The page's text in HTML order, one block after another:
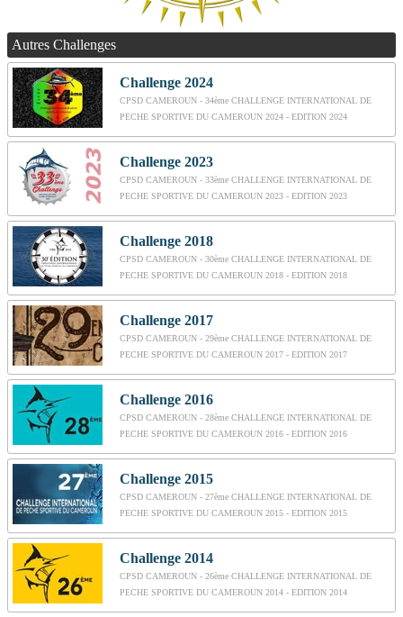
Autres Challenges
Challenge 2024
CPSD CAMEROUN - 34ème CHALLENGE INTERNATIONAL DE
PECHE SPORTIVE DU CAMEROUN 2024 - EDITION 2024
Challenge 2023
CPSD CAMEROUN - 33ème CHALLENGE INTERNATIONAL DE
PECHE SPORTIVE DU CAMEROUN 2023 - EDITION 2023
Challenge 2018
CPSD CAMEROUN - 30ème CHALLENGE INTERNATIONAL DE
PECHE SPORTIVE DU CAMEROUN 2018 - EDITION 2018
Challenge 2017
CPSD CAMEROUN - 29ème CHALLENGE INTERNATIONAL DE
PECHE SPORTIVE DU CAMEROUN 2017 - EDITION 2017
Challenge 2016
CPSD CAMEROUN - 28ème CHALLENGE INTERNATIONAL DE
PECHE SPORTIVE DU CAMEROUN 2016 - EDITION 2016
Challenge 2015
CPSD CAMEROUN - 27ème CHALLENGE INTERNATIONAL DE
PECHE SPORTIVE DU CAMEROUN 2015 - EDITION 2015
Challenge 2014
CPSD CAMEROUN - 26ème CHALLENGE INTERNATIONAL DE
PECHE SPORTIVE DU CAMEROUN 2014 - EDITION 2014